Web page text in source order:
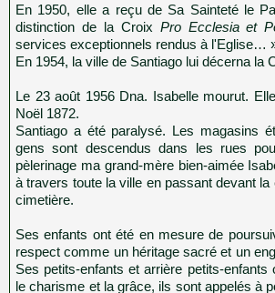
En 1950, elle a reçu de Sa Sainteté le
distinction de la Croix Pro Ecclesia et
services exceptionnels rendus à l'Eglise…
En 1954, la ville de Santiago lui décerna la
Le 23 août 1956 Dna. Isabelle mourut.
Noël 1872.
Santiago a été paralysé. Les magasins
gens sont descendus dans les rues
pèlerinage ma grand-mère bien-aimée
à travers toute la ville en passant devant la
cimetière.
Ses enfants ont été en mesure de
respect comme un héritage sacré et un
Ses petits-enfants et arrière petits-enfants
le charisme et la grâce, ils sont appelés à